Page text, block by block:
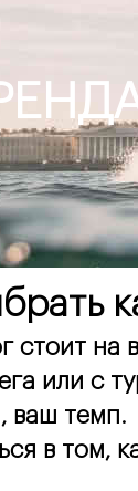
стоит
или с
ваш темп.
в том,